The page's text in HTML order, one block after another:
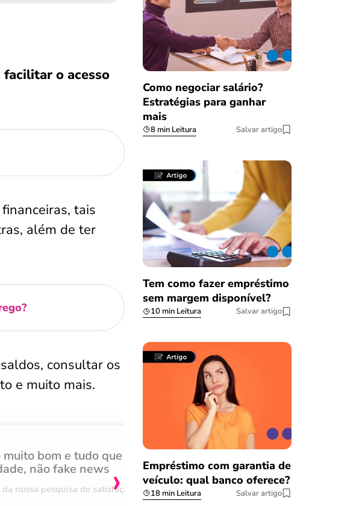
facilitar o acesso
tais
além de ter
consultar os
e muito mais.
bom e tudo que
não fake news
nossa pesquisa de satisfação
burocracia
Comentário retirado da nossa
›
Como negociar salário?
Estratégias para ganhar
mais
8 min Leitura Salvar artigo
Tem como fazer empréstimo
sem margem disponível?
10 min Leitura Salvar artigo
Empréstimo com garantia de
veículo: qual banco oferece?
18 min Leitura Salvar artigo